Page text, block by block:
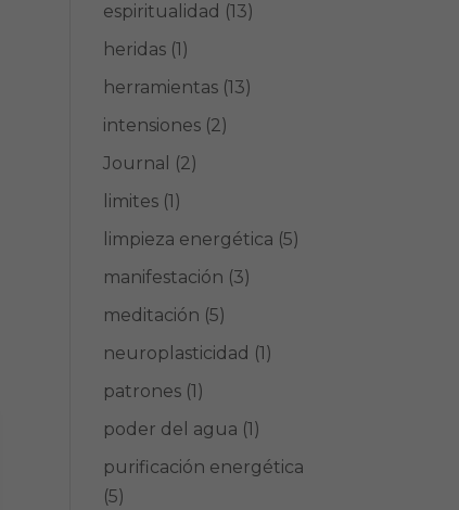
espiritualidad (13)
heridas (1)
herramientas (13)
intensiones (2)
Journal
(2)
limites (1)
limpieza energética (5)
manifestación (3)
meditación (5)
neuroplasticidad (1)
patrones (1)
poder del agua (1)
purificación energética
(5)